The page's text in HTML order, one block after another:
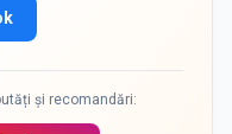
și recomandări: